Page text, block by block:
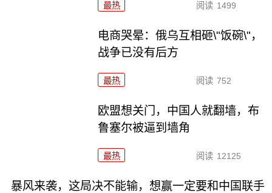
最热 阅读 1499
电商哭晕：俄乌互相砸\"饭碗\"，
战争已没有后方
最热 阅读 752
欧盟想关门，中国人就翻墙，布
鲁塞尔被逼到墙角
最热 阅读 12125
暴风来袭，这局决不能输，想赢一定要和中国联手